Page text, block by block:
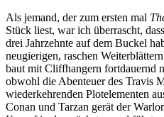
Als jemand, der zum ersten mal
Stück liest, war ich überrascht,
drei Jahrzehnte auf dem Buckel
neugierigen, raschen
baut mit Cliffhangern fortdauernd
obwohl die Abenteuer des Travis
wiederkehrenden Plotelementen
Conan und Tarzan gerät der